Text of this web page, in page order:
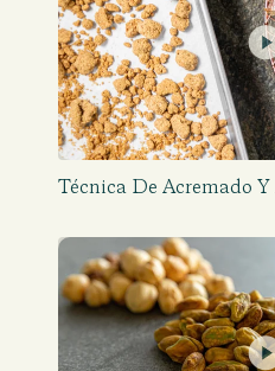
Técnica De Acremado Y